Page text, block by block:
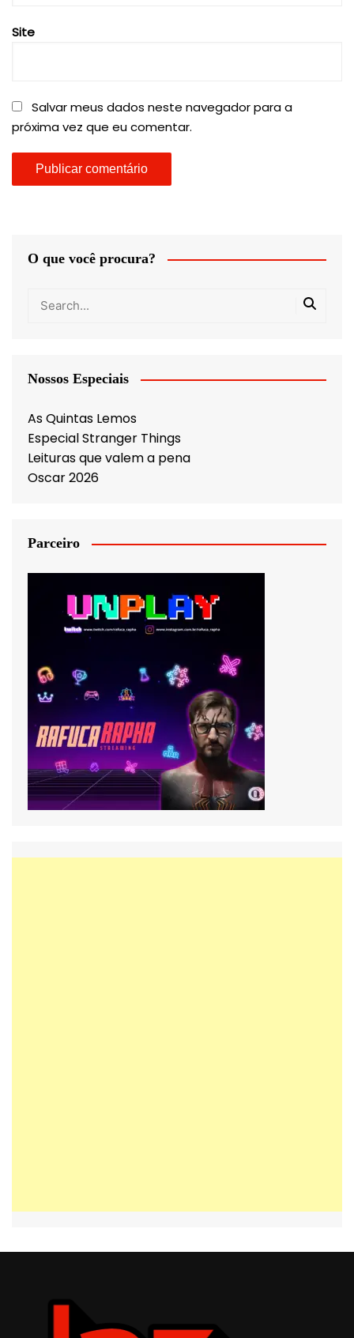
Site
Salvar meus dados neste navegador para a
próxima vez que eu comentar.
O que você procura?
Nossos Especiais
As Quintas Lemos
Especial Stranger Things
Leituras que valem a pena
Oscar 2026
Parceiro